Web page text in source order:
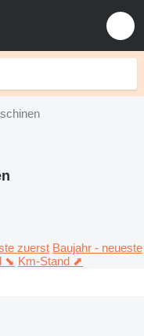
zuerst Baujahr - neueste
⬊ Km-Stand ⬈